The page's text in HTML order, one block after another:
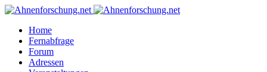
Home
Fernabfrage
Forum
Adressen